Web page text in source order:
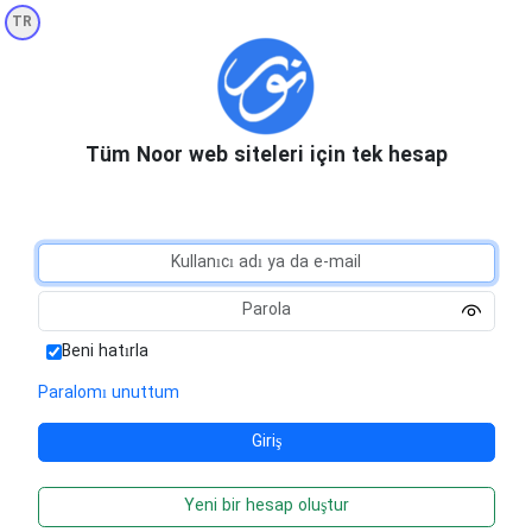
TR
Tüm Noor web siteleri için tek hesap
Beni hatırla
Paralomı unuttum
Yeni bir hesap oluştur